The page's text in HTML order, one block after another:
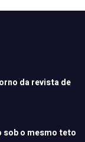
da revista de
sob o mesmo teto